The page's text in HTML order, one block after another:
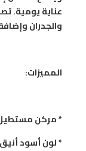
عناية يومية.
والجدران
المميزات:
* مركن
* لون أسود